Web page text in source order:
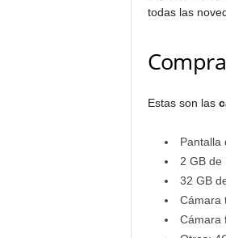
todas las
Estas son las
Pantalla
2 GB de
32 GB
Cámara
Cámara